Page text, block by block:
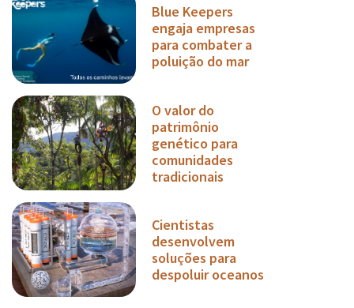
Blue Keepers
engaja empresas
para combater a
poluição do mar
O valor do
patrimônio
genético para
comunidades
tradicionais
Cientistas
desenvolvem
soluções para
despoluir oceanos